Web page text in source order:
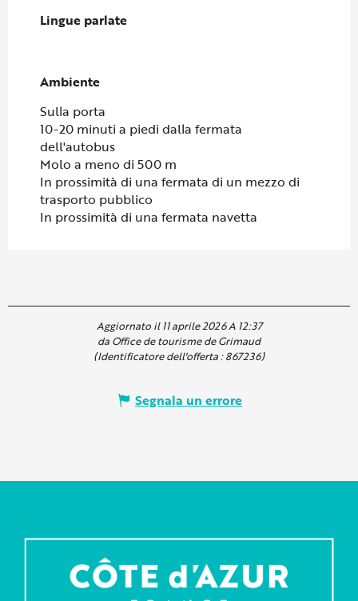
Lingue parlate
Lingue parlate
Ambiente
Ambiente
Sulla porta
10-20 minuti a piedi dalla fermata
dell'autobus
Molo a meno di 500 m
In prossimità di una fermata di un mezzo di
trasporto pubblico
In prossimità di una fermata navetta
Aggiornato il 11 aprile 2026 A 12:37
da Office de tourisme de Grimaud
(Identificatore dell'offerta :867236)
Segnala un errore